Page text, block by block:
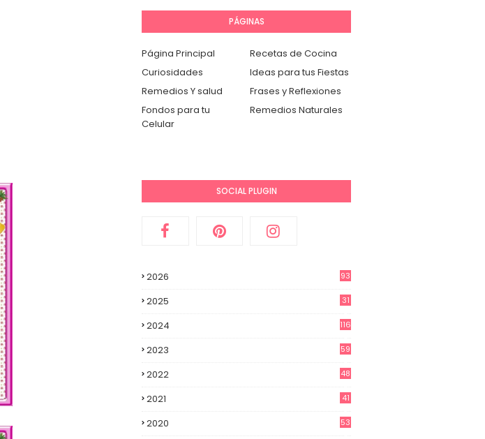
PÁGINAS
Página Principal
Recetas de Cocina
Curiosidades
Ideas para tus Fiestas
Remedios Y salud
Frases y Reflexiones
Fondos para tu
Celular
Remedios Naturales
SOCIAL PLUGIN
2026 93
2025
31
2024
116
2023
59
2022
48
2021
41
2020
53